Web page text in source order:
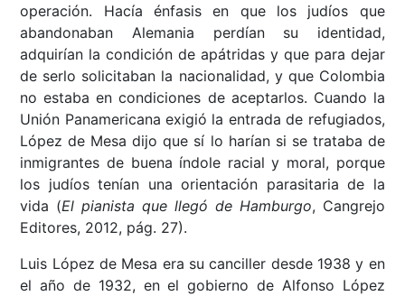
operación. Hacía énfasis en que los judíos que
abandonaban Alemania perdían su identidad,
adquirían la condición de apátridas y que para dejar
de serlo solicitaban la nacionalidad, y que Colombia
no estaba en condiciones de aceptarlos. Cuando la
Unión Panamericana exigió la entrada de refugiados,
López de Mesa dijo que sí lo harían si se trataba de
inmigrantes de buena índole racial y moral, porque
los judíos tenían una orientación parasitaria de la
vida (El pianista que llegó de Hamburgo, Cangrejo
Editores, 2012, pág. 27).
Luis López de Mesa era su canciller desde 1938 y en
el año de 1932, en el gobierno de Alfonso López